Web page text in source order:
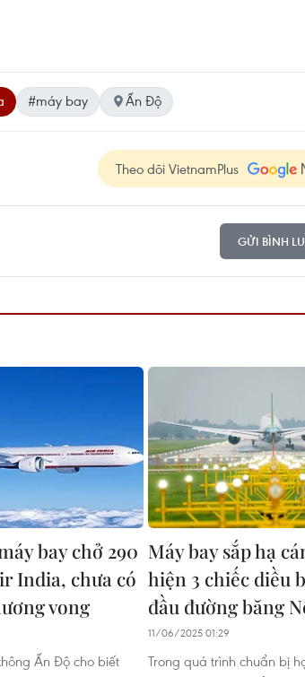
#máy bay Ấn Độ
Theo dõi VietnamPlus
GỬI BÌNH
bay chở 290
India, chưa có
vong
Ấn Độ cho biết
Máy bay sắp hạ
hiện 3 chiếc diều
đầu đường băng
11/06/2025 01:29
Trong quá trình chuẩn bị